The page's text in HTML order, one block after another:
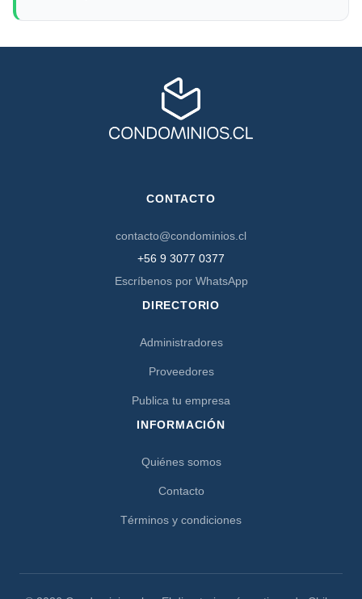
CONTACTO
contacto@condominios.cl
+56 9 3077 0377
Escríbenos por WhatsApp
DIRECTORIO
Administradores
Proveedores
Publica tu empresa
INFORMACIÓN
Quiénes somos
Contacto
Términos y condiciones